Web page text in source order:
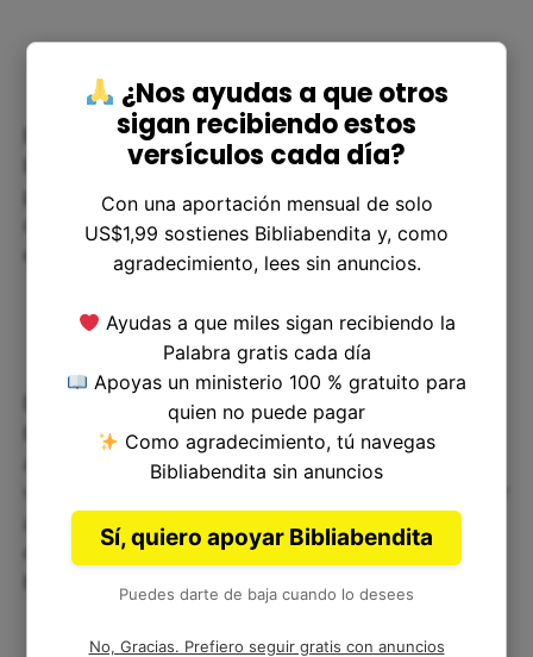
En nuestra vida cotidiana, muchas veces nos
basamos en nuestras habilidades y destrezas
para lograr nuestras metas. Sin embargo, para el
cristiano, la más importante herramienta de éxito
es la cercanía y comunión con Dios.
El versículo nos recuerda que no hay límite en las
bendiciones que podemos recibir si nos
acercamos cada vez más a Dios. Y aunque a
avanzando es la clave para alcanzar las metas
que nos habíamos propuesto y contar con la
bendición de Dios en el camino.
¿Nos ayudas a que otros
sigan recibiendo estos
versículos cada día?
Con una aportación mensual de solo
US$1,99 sostienes Bibliabendita y, como
agradecimiento, lees sin anuncios.
Ayudas a que miles sigan recibiendo la
Palabra gratis cada día
Apoyas un ministerio 100 % gratuito para
quien no puede pagar
Como agradecimiento, tú navegas
Bibliabendita sin anuncios
Sí, quiero apoyar Bibliabendita
Puedes darte de baja cuando lo desees
No, Gracias. Prefiero seguir gratis con anuncios